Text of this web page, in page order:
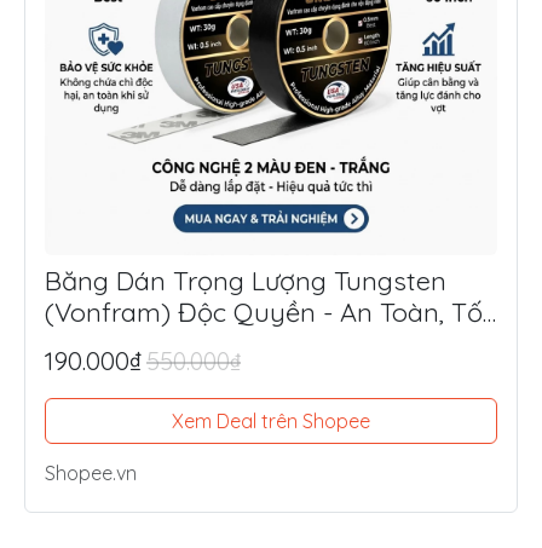
Băng Dán Trọng Lượng Tungsten
(Vonfram) Độc Quyền - An Toàn, Tối
Ưu Lực Đánh, Điểm Ngọt
190.000₫550.000₫
Xem Deal trên Shopee
Shopee.vn